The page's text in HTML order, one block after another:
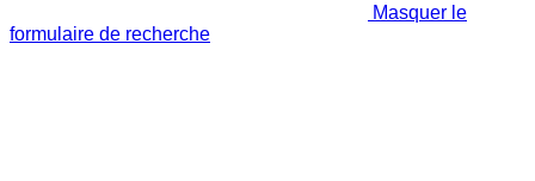
Masquer le
formulaire de recherche